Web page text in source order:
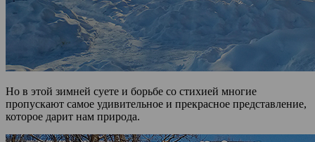
Но в этой зимней суете и борьбе со стихией многие
пропускают самое удивительное и прекрасное представление,
которое дарит нам природа.